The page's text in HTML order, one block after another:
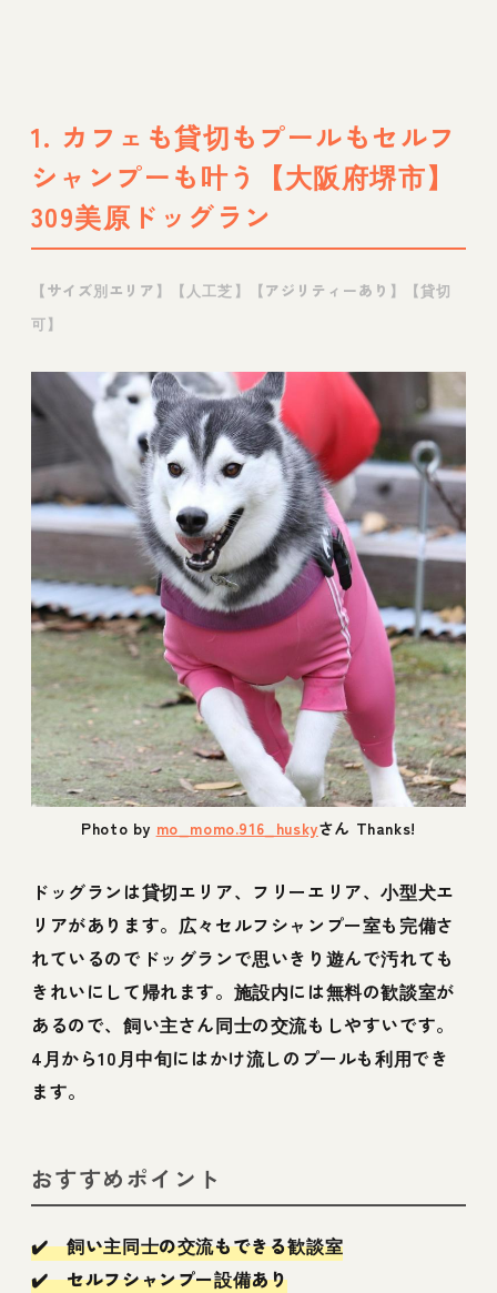
8. トリミング・ホテル・室内ドッグランを完
備した関西の複合施設【大阪府】
DogAmusement迎賓館
囲まれた斜傾のドッグラン【大阪府大東市】
10. 木々に囲まれたドッグランで思いきり走
って遊べる【大阪府大東市】深北緑地
11. 大型犬もゆったりのびのび遊べる無料ド
ッグラン【大阪府東大阪市】花園中央公園
12. 雨でも気にせず思いきり遊べる室内ドッ
グラン【東大阪市】ショウ君パパのドッグカ
フェ
13. 大型犬もOK！3つのドッグランで自由に
遊べる【大阪府茨木市】ぷらすわん
14.【柏原市】関西最大級を誇る人工芝のドッ
グラン「SKドッグランヒル」
15.【大阪市】貸切もOK！国内最大規模を誇
TENNOJI（グリーンフィールド天王寺）」
16.【泉大津市】貸し切りOK！BBQも楽しめ
るドッグラン「ナチュラルドッグパーク」
17.【南河内郡】大型犬も利用可能！おしゃれ
なドッグカフェ併設のドッグラン「モグント
フント」
併設の駅近室内ドッグラン「.d Cafe＋
19.【大阪府門真市】貸切OK！2023年4月に
1. カフェも貸切もプールもセルフ
シャンプーも叶う【大阪府堺市】
309美原ドッグラン
【サイズ別エリア】【人工芝】【アジリティーあり】【貸切
可】
Photo by mo_momo.916_huskyさん Thanks!
ドッグランは貸切エリア、フリーエリア、小型犬エ
リアがあります。広々セルフシャンプー室も完備さ
れているのでドッグランで思いきり遊んで汚れても
きれいにして帰れます。施設内には無料の歓談室が
あるので、飼い主さん同士の交流もしやすいです。
4月から10月中旬にはかけ流しのプールも利用でき
ます。
おすすめポイント
✔️ 飼い主同士の交流もできる歓談室
✔️ セルフシャンプー設備あり